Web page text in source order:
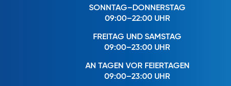
SONNTAG–DONNERSTAG
09:00–22:00 UHR
FREITAG UND SAMSTAG
09:00–23:00 UHR
AN TAGEN VOR FEIERTAGEN
09:00–23:00 UHR